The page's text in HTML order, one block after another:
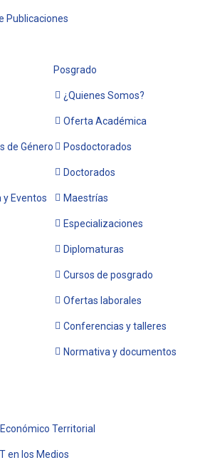
Publicaciones
de Género
y Eventos
Posgrado
¿Quienes Somos?
Oferta Académica
Posdoctorados
Doctorados
Maestrías
Especializaciones
Diplomaturas
Cursos de posgrado
Ofertas laborales
Conferencias y talleres
Normativa y documentos
Territorial
en los Medios